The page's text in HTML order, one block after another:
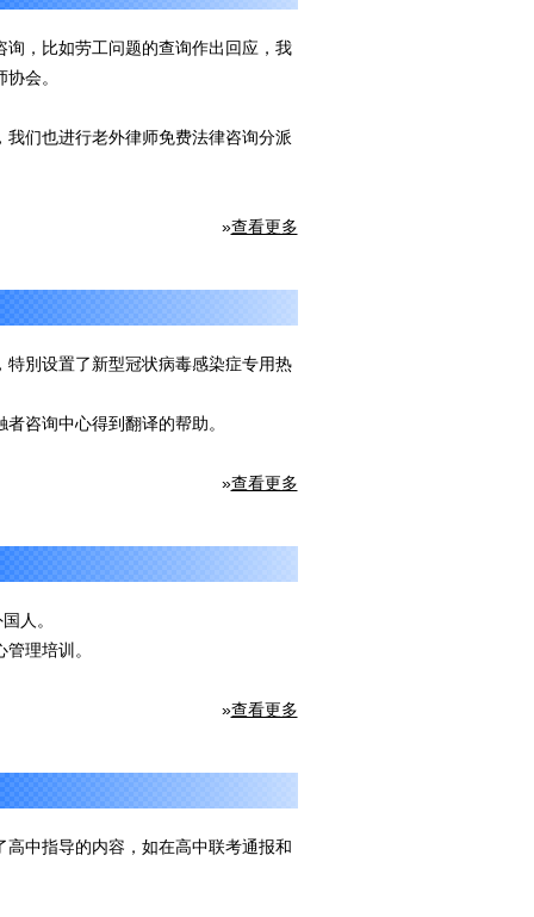
，比如劳工问题的查询作出回应，我
会。
们也进行老外律师免费法律咨询分派
»查看更多
別设置了新型冠状病毒感染症专用热
咨询中心得到翻译的帮助。
»查看更多
人。
理培训。
»查看更多
中指导的内容，如在高中联考通报和